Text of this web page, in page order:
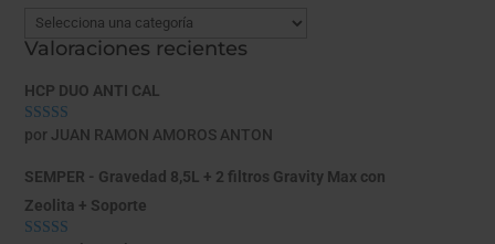
Valoraciones recientes
HCP DUO ANTI CAL
Valorado con
por JUAN RAMON AMOROS ANTON
SEMPER - Gravedad 8,5L + 2 filtros Gravity Max con
Zeolita + Soporte